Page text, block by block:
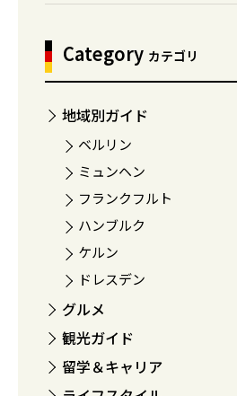
Category カテゴリ
地域別ガイド
ベルリン
ミュンヘン
フランクフルト
ハンブルク
ケルン
ドレスデン
グルメ
観光ガイド
留学＆キャリア